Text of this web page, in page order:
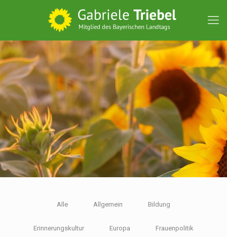
Alle Allgemein Bildung
Erinnerungskultur Europa Frauenpolitik